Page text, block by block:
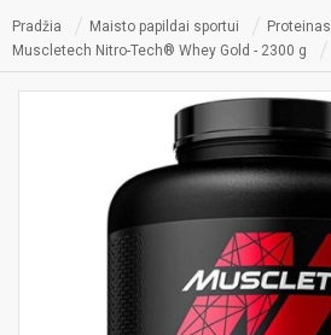
Pradžia Maisto papildai sportui Proteinas
Muscletech Nitro-Tech® Whey Gold - 2300 g